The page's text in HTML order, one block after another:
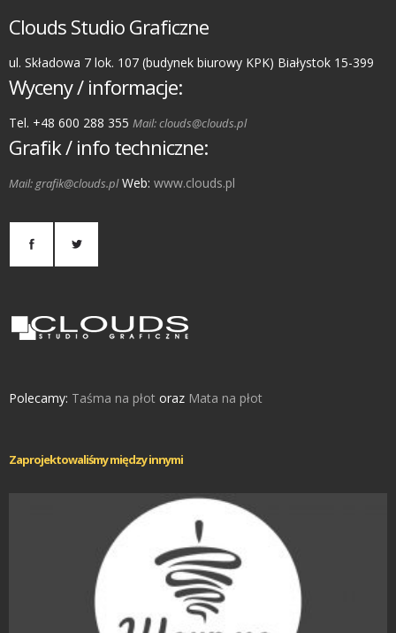
Clouds Studio Graficzne
ul. Składowa 7 lok. 107 (budynek biurowy KPK) Białystok 15-399
Wyceny / informacje:
Tel. +48 600 288 355 Mail: clouds@clouds.pl
Grafik / info techniczne:
Mail: grafik@clouds.plWeb: www.clouds.pl
Polecamy: Taśma na płot oraz Mata na płot
Zaprojektowaliśmy między innymi